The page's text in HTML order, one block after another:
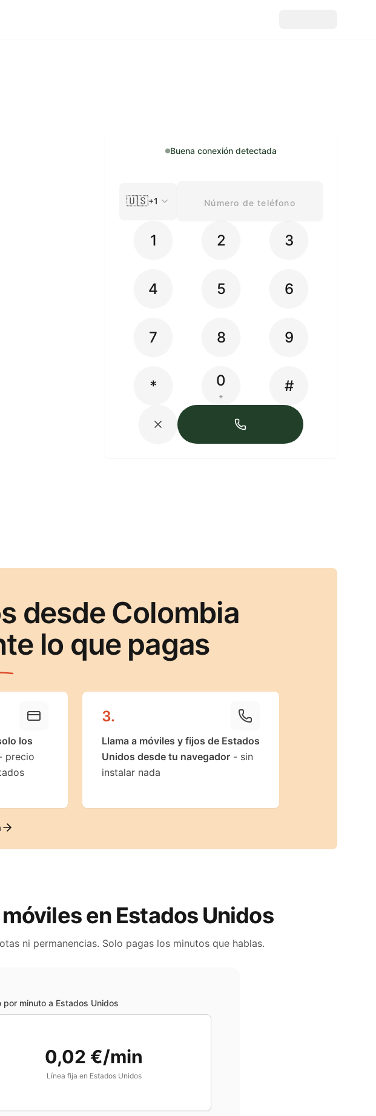
Buena conexión detectada
🇺🇸+1
1 2 3
4 5 6
7 8 9
* 0
+
#
desde Colombia
lo que pagas
los
precio
3.
Llama a móviles y fijos de Estados
Unidos desde tu navegador- sin
instalar nada
en Estados Unidos
ni permanencias. Solo pagas los minutos que hablas.
por minuto a Estados Unidos
0,02 €/min
Línea fija en Estados Unidos